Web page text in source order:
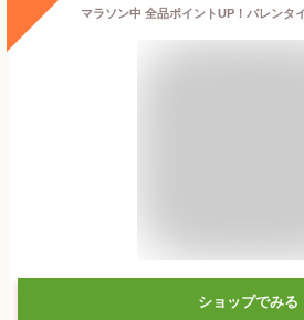
ショップでみる